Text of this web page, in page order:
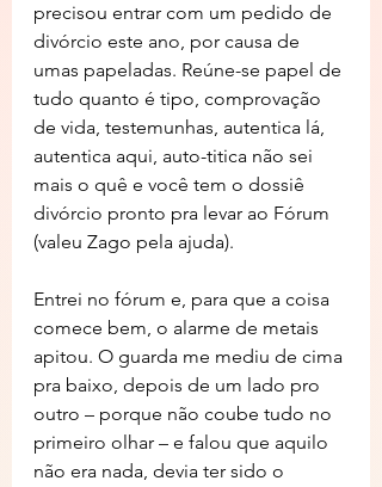
precisou entrar com um pedido de
divórcio este ano, por causa de
umas papeladas. Reúne-se papel de
tudo quanto é tipo, comprovação
de vida, testemunhas, autentica lá,
autentica aqui, auto-titica não sei
mais o quê e você tem o dossiê
divórcio pronto pra levar ao Fórum
(valeu Zago pela ajuda).
Entrei no fórum e, para que a coisa
comece bem, o alarme de metais
apitou. O guarda me mediu de cima
pra baixo, depois de um lado pro
outro – porque não coube tudo no
primeiro olhar – e falou que aquilo
não era nada, devia ter sido o